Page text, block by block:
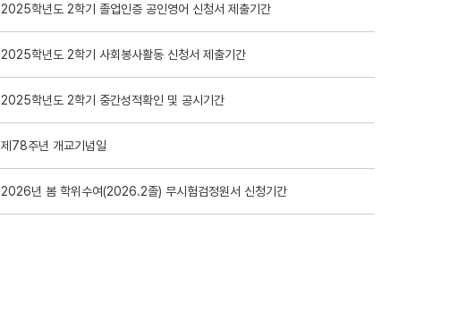
2025학년도 2학기 졸업인증 공인영어 신청서 제출기간
2025학년도 2학기 사회봉사활동 신청서 제출기간
2025학년도 2학기 중간성적확인 및 공시기간
제78주년 개교기념일
2026년 봄 학위수여(2026.2졸) 무시험검정원서 신청기간